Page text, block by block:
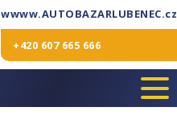
wwww.AUTOBAZARLUBENEC.cz
+420 607 665 666